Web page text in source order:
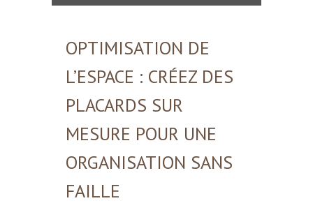
OPTIMISATION DE
L’ESPACE : CRÉEZ DES
PLACARDS SUR
MESURE POUR UNE
ORGANISATION SANS
FAILLE